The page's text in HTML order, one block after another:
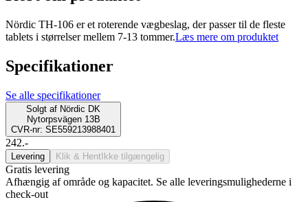
Nördic TH-106 er et roterende vægbeslag, der passer til de fleste
tablets i størrelser mellem 7-13 tommer.Læs mere om produktet
Specifikationer
Se alle specifikationer
Solgt af Nördic DK
Nytorpsvägen 13B
CVR-nr: SE559213988401
242.-
Levering Klik & Hent Ikke tilgængelig
Gratis levering
Afhængig af område og kapacitet. Se alle leveringsmulighederne i
check-out